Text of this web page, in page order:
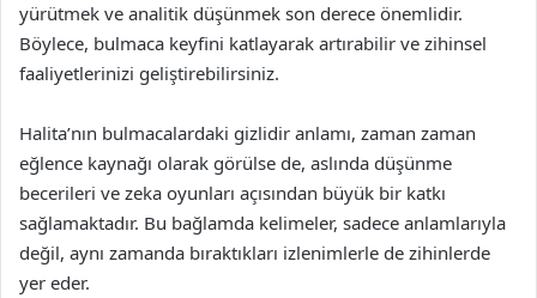
yürütmek ve analitik düşünmek son derece önemlidir.
Böylece, bulmaca keyfini katlayarak artırabilir ve zihinsel
faaliyetlerinizi geliştirebilirsiniz.
Halita’nın bulmacalardaki gizlidir anlamı, zaman zaman
eğlence kaynağı olarak görülse de, aslında düşünme
becerileri ve zeka oyunları açısından büyük bir katkı
sağlamaktadır. Bu bağlamda kelimeler, sadece anlamlarıyla
değil, aynı zamanda bıraktıkları izlenimlerle de zihinlerde
yer eder.